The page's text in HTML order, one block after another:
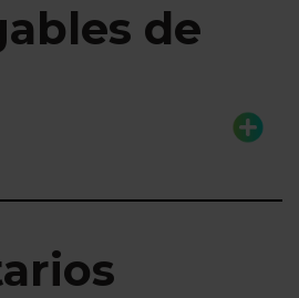
de